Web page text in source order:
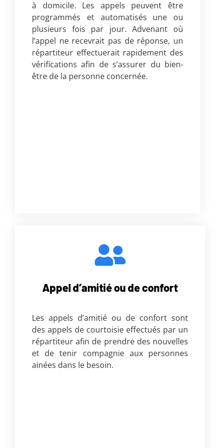
à domicile. Les appels peuvent être
programmés et automatisés une ou
plusieurs fois par jour. Advenant où
l’appel ne recevrait pas de réponse, un
répartiteur effectuerait rapidement des
vérifications afin de s’assurer du bien-
être de la personne concernée.
Appel d’amitié ou de confort
Les appels d’amitié ou de confort sont
des appels de courtoisie effectués par un
répartiteur afin de prendre des nouvelles
et de tenir compagnie aux personnes
ainées dans le besoin.